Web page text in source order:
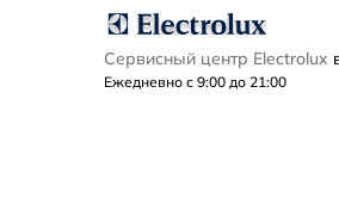
Сервисный центр Electrolux
Ежедневно с 9:00 до 21:00